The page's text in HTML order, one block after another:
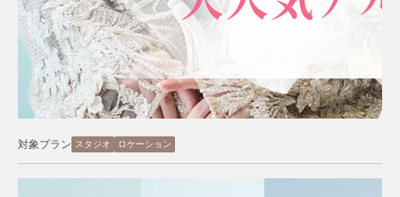
対象プラン スタジオ ロケーション